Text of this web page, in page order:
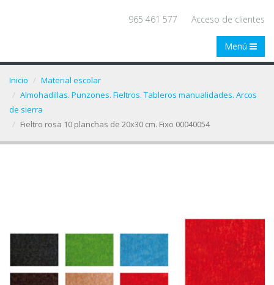
965 461 577 Acceso de clientes
Menú
Inicio
Material escolar
Almohadillas. Punzones. Fieltros. Tableros manualidades. Arcos
de sierra
Fieltro rosa 10 planchas de 20x30 cm. Fixo 00040054